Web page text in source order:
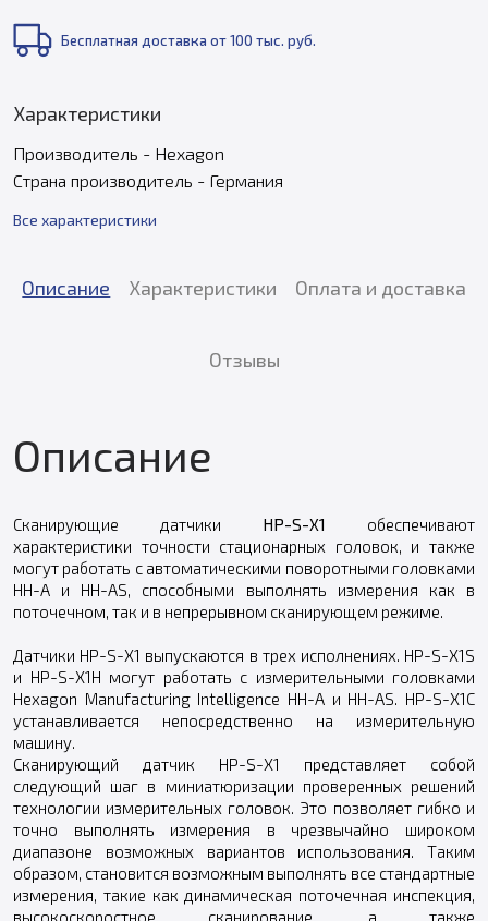
Бесплатная доставка от 100 тыс. руб.
Характеристики
Производитель - Hexagon
Страна производитель - Германия
Все характеристики
Описание Характеристики Оплата и доставка
Отзывы
Описание
Сканирующие датчики HP-S-X1
обеспечивают
характеристики точности стационарных головок, и также
могут работать с автоматическими поворотными головками
HH-A и HH-AS, способными выполнять измерения как в
поточечном, так и в непрерывном сканирующем режиме.
Датчики HP-S-X1 выпускаются в трех исполнениях. HP-S-X1S
и HP-S-X1H могут работать с измерительными головками
Hexagon Manufacturing Intelligence HH-A и HH-AS. HP-S-X1C
устанавливается непосредственно на измерительную
машину.
Сканирующий датчик HP-S-X1 представляет собой
следующий шаг в миниатюризации проверенных решений
технологии измерительных головок. Это позволяет гибко и
точно выполнять измерения в чрезвычайно широком
диапазоне возможных вариантов использования. Таким
образом, становится возможным выполнять все стандартные
измерения, такие как динамическая поточечная инспекция,
высокоскоростное сканирование, а также